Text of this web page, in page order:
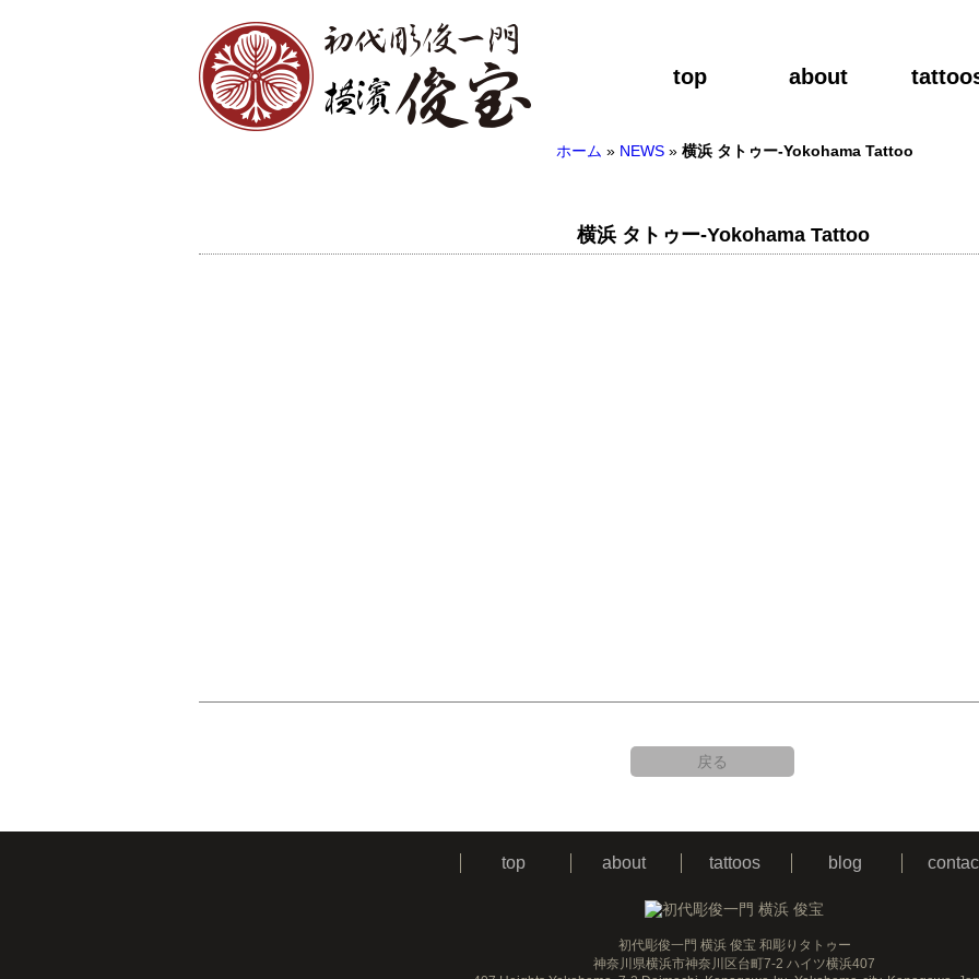
top about
ホーム » NEWS» 横浜 タトゥー-Yokohama Tattoo
横浜 タトゥー-Yokohama Tattoo
戻る
top about tattoos blog
初代彫俊一門 横浜 俊宝 和彫りタトゥー
神奈川県横浜市神奈川区台町7-2 ハイツ横浜407